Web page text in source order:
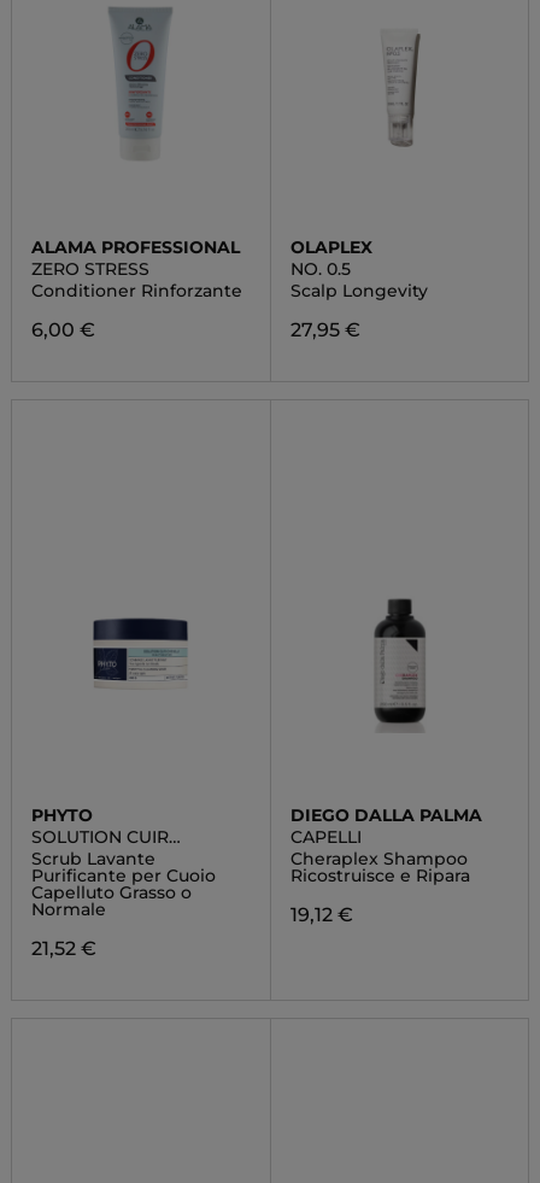
ALAMA PROFESSIONAL
ZERO STRESS
Conditioner Rinforzante
6,00 €
OLAPLEX
NO. 0.5
Scalp Longevity
27,95 €
PHYTO
SOLUTION CUIR
CHEVELU
Scrub Lavante
Purificante per Cuoio
Capelluto Grasso o
Normale
21,52 €
DIEGO DALLA PALMA
CAPELLI
Cheraplex Shampoo
Ricostruisce e Ripara
19,12 €